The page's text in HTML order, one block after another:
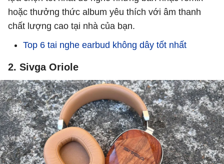
hoặc thưởng thức album yêu thích với âm thanh
chất lượng cao tại nhà của bạn.
Top 6 tai nghe earbud không dây tốt nhất
2. Sivga Oriole